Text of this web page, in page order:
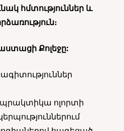
հմտություններ և
Քոլեջը:
ոլորտի